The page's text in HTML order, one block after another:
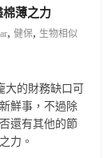
棉薄之力
,健保, 生物相似
的財務缺口可
鮮事，不過除
還有其他的節
力。